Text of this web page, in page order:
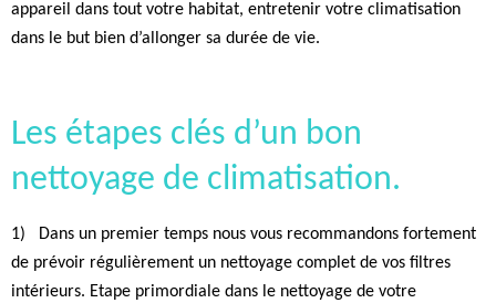
appareil dans tout votre habitat, entretenir votre climatisation
dans le but bien d’allonger sa durée de vie.
Les étapes clés d’un bon
nettoyage de climatisation.
1)
Dans un premier temps nous vous recommandons fortement
de prévoir régulièrement un nettoyage complet de vos filtres
intérieurs. Etape primordiale dans le nettoyage de votre